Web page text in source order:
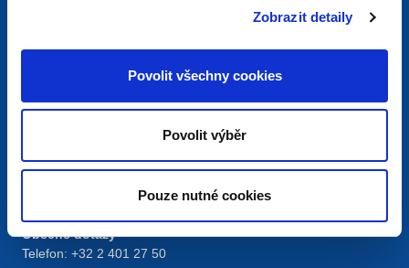
Zobrazit detaily
Povolit všechny cookies
Povolit výběr
Pouze nutné cookies
Kontakt
European Registry for Internet Domains vzw (EURid)
Telecomlaan 9/7
RPR Brussel – VAT BE 0864.240.405
Obecné dotazy
Telefon: +32 2 401 27 50